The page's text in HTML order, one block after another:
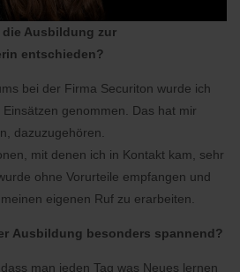
Ausbildung zur
entschieden?
bei der Firma Securiton wurde ich
genommen. Das hat mir
dazuzugehören.
mit denen ich in Kontakt kam, sehr
ohne Vorurteile empfangen und
eigenen Ruf zu erarbeiten.
Ausbildung besonders spannend?
man jeden Tag was Neues lernen